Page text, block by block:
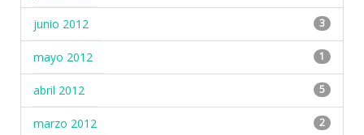
junio 2012 3
mayo 2012 1
abril 2012 5
marzo 2012 2